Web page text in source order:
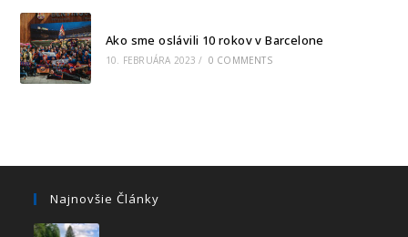
Ako sme oslávili 10 rokov v Barcelone
10. FEBRUÁRA 2023 / 0 COMMENTS
Najnovšie Články